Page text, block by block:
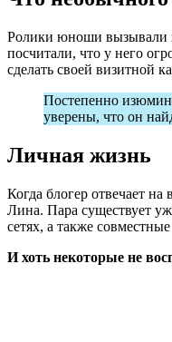
Ролики юноши вызывали
посчитали, что у него
сделать своей визитной
Постепенно
уверены, что он
Личная жизнь
Когда блогер отвечает
Лина. Пара существует
сетях, а также
И хоть некоторые не